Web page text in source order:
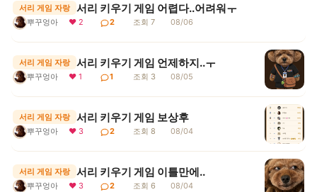
서리 게임 자랑 서리 키우기 게임 어렵다..어려워ㅜ
뿌꾸엉아 ❤ 2 2 조회 7 08/06
서리 게임 자랑 서리 키우기 게임 언제하지..ㅜ
뿌꾸엉아 ❤ 1 1 조회 3 08/05
서리 게임 자랑 서리 키우기 게임 보상후
뿌꾸엉아 ❤ 3 2 조회 8 08/04
서리 게임 자랑 서리 키우기 게임 이틀만에..
뿌꾸엉아 ❤ 3 2 조회 6 08/04